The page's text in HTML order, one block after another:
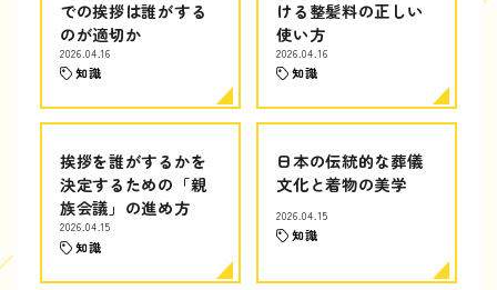
での挨拶は誰がする
のが適切か
2026.04.16
知識
ける整髪料の正しい
使い方
2026.04.16
知識
挨拶を誰がするかを
決定するための「親
族会議」の進め方
2026.04.15
知識
日本の伝統的な葬儀
文化と着物の美学
2026.04.15
知識